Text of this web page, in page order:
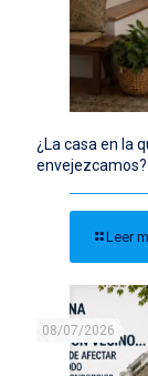
¿La casa en la
envejezcamos?
Leer
08/07/2026